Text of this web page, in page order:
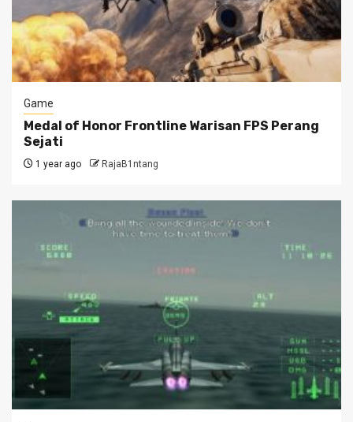
Game
Medal of Honor Frontline Warisan FPS Perang
Sejati
1 year ago RajaB1ntang